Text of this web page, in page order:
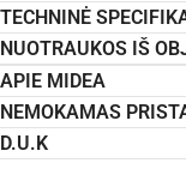
TECHNINĖ
NUOTRAUKOS IŠ
APIE MIDEA
NEMOKAMAS
D.U.K